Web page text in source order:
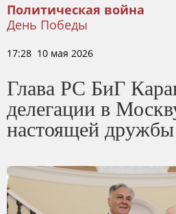
Политическая война
День Победы
17:28 10 мая 2026
Глава РС БиГ
делегации в
настоящей дружбы